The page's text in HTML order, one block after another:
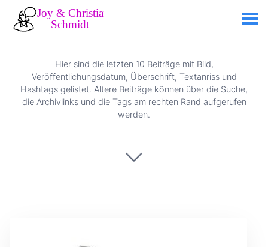
Hier sind die letzten 10 Beiträge mit Bild,
Veröffentlichungsdatum, Überschrift, Textanriss und
Hashtags gelistet. Ältere Beiträge können über die Suche,
die Archivlinks und die Tags am rechten Rand aufgerufen
werden.